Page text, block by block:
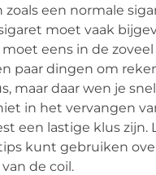
een normale
moet vaak
eens in de
paar dingen om
maar daar wen je
in het vervangen
een lastige klus zijn.
kunt gebruiken
de coil.